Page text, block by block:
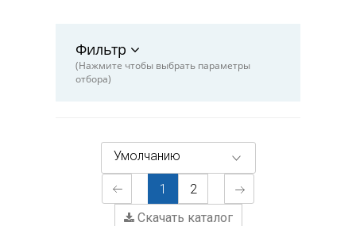
Фильтр
(Нажмите чтобы выбрать параметры
отбора)
Умолчанию
1
2
Скачать каталог